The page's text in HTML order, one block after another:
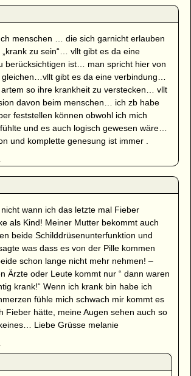
menschen … die sich garnicht erlauben
zu sein“… vllt gibt es da eine
berücksichtigen ist… man spricht hier von
gibt es da eine verbindung…
so ihre krankheit zu verstecken… vllt
davon beim menschen… ich zb habe
feststellen können obwohl ich mich
und es auch logisch gewesen wäre…
und komplette genesung ist immer .
wann ich das letzte mal Fieber
als Kind! Meiner Mutter bekommt auch
beide Schilddrüsenunterfunktion und
was dass es von der Pille kommen
schon lange nicht mehr nehmen! –
Ärzte oder Leute kommt nur “ dann waren
krank!“ Wenn ich krank bin habe ich
fühle mich schwach mir kommt es
Fieber hätte, meine Augen sehen auch so
Liebe Grüsse melanie